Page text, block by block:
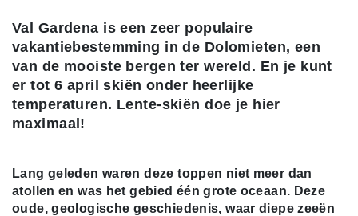
Val Gardena is een zeer populaire
vakantiebestemming in de Dolomieten, een
van de mooiste bergen ter wereld. En je kunt
er tot 6 april skiën onder heerlijke
temperaturen. Lente-skiën doe je hier
maximaal!
Lang geleden waren deze toppen niet meer dan
atollen en was het gebied één grote oceaan. Deze
oude, geologische geschiedenis, waar diepe zeeën